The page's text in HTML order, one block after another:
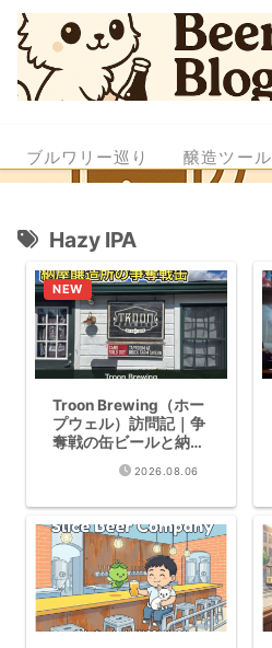
ブルワリー巡り 醸造ツール
Hazy IPA
Troon Brewing（ホー
プウェル）訪問記｜争
奪戦の缶ビールと納屋
2026.08.06